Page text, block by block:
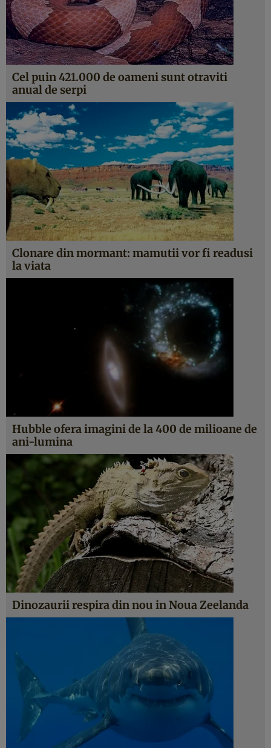
Cel puin 421.000 de oameni sunt otraviti
anual de serpi
Clonare din mormant: mamutii vor fi readusi
la viata
Hubble ofera imagini de la 400 de milioane de
ani-lumina
Dinozaurii respira din nou in Noua Zeelanda